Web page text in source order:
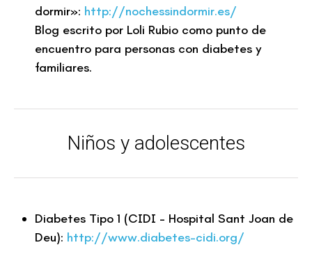
dormir»: http://nochessindormir.es/
Blog escrito por Loli Rubio como punto de
encuentro para personas con diabetes y
familiares.
Niños y adolescentes
Diabetes Tipo 1 (CIDI – Hospital Sant Joan de
Deu): http://www.diabetes-cidi.org/